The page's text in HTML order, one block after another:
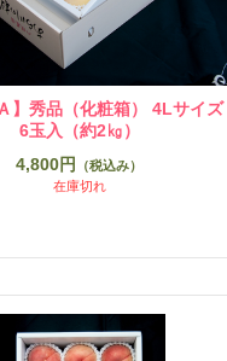
】秀品（化粧箱） 4Lサイズ
6玉入（約2㎏）
4,800円
（税込み）
在庫切れ